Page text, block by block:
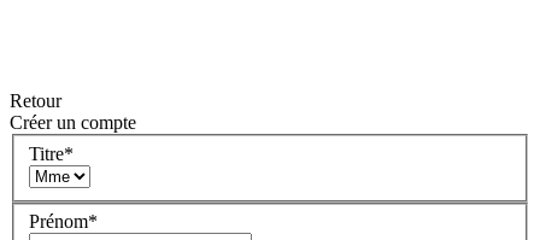
Retour
Créer un compte
Titre*
Prénom*